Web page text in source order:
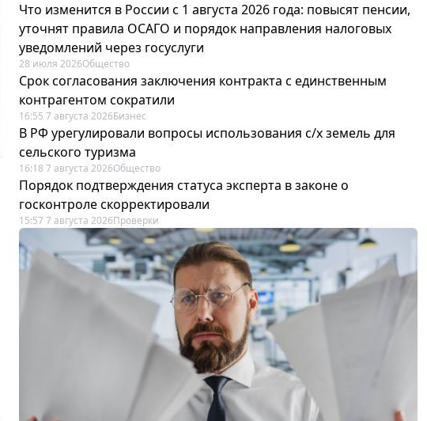
Что изменится в России с 1 августа 2026 года: повысят пенсии,
уточнят правила ОСАГО и порядок направления налоговых
уведомлений через госуслуги
28 июля 2026Общество
Срок согласования заключения контракта с единственным
контрагентом сократили
16:55 7 августа 2026Бизнес
В РФ урегулировали вопросы использования с/х земель для
сельского туризма
16:18 7 августа 2026Общество
Порядок подтверждения статуса эксперта в законе о
госконтроле скорректировали
15:57 7 августа 2026Проверки